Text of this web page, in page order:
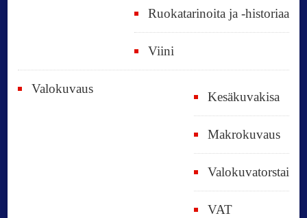
Ruokatarinoita ja -historiaa
Viini
Valokuvaus
Kesäkuvakisa
Makrokuvaus
Valokuvatorstai
VAT